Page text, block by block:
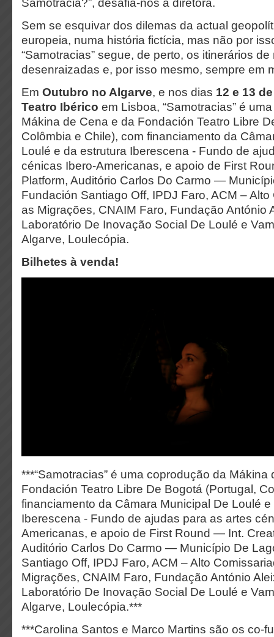
Samotrácia?”, desafia-nos a diretora.
Sem se esquivar dos dilemas da actual
europeia, numa história fictícia, mas não por
“Samotracias” segue, de perto, os itinerários
desenraizadas e, por isso mesmo, sempre em
Em Outubro no Algarve, e nos dias 12 e 13
Teatro Ibérico em Lisboa, “Samotracias” é
Mákina de Cena e da Fondación Teatro Libre
Colômbia e Chile), com financiamento da
Loulé e da estrutura Iberescena - Fundo de
cénicas Ibero-Americanas, e apoio de First
Platform, Auditório Carlos Do Carmo —
Fundación Santiago Off, IPDJ Faro, ACM –
as Migrações, CNAIM Faro, Fundação António
Laboratório De Inovação Social De Loulé e
Algarve, Loulecópia.
Bilhetes à venda!
***“Samotracias” é uma coprodução da Mákina
Fondación Teatro Libre De Bogotá (Portugal,
financiamento da Câmara Municipal De Loulé
Iberescena - Fundo de ajudas para as artes
Americanas, e apoio de First Round — Int.
Auditório Carlos Do Carmo — Município De
Santiago Off, IPDJ Faro, ACM – Alto
Migrações, CNAIM Faro, Fundação António
Laboratório De Inovação Social De Loulé e
Algarve, Loulecópia.***
***Carolina Santos e Marco Martins são os co-